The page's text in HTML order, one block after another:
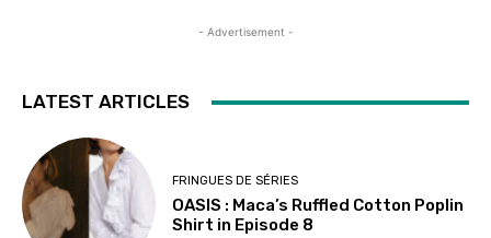
- Advertisement -
LATEST ARTICLES
FRINGUES DE SÉRIES
OASIS : Maca’s Ruffled Cotton Poplin
Shirt in Episode 8